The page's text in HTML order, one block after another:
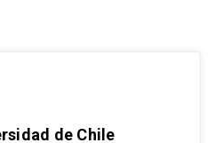
de Chile